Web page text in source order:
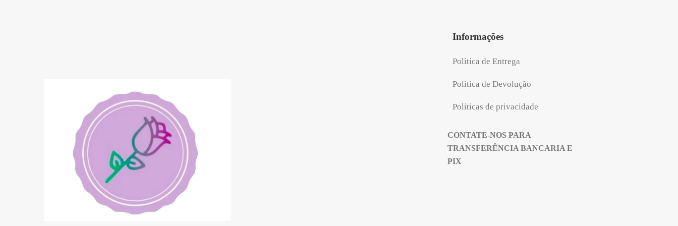
Informações
Politica de Entrega
Politica de Devolução
Politicas de privacidade
CONTATE-NOS PARA
TRANSFERÊNCIA BANCARIA E
PIX